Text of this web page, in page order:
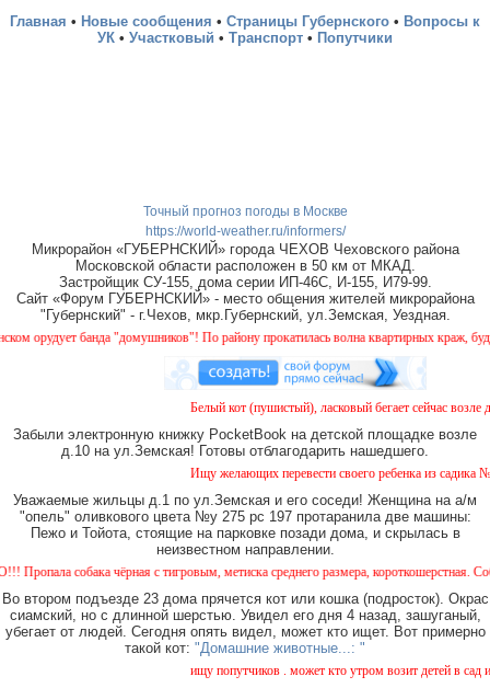
Главная • Новые сообщения • Страницы Губернского • Вопросы к
УК • Участковый • Транспорт • Попутчики
Точный прогноз погоды в Москве
https://world-weather.ru/informers/
Микрорайон «ГУБЕРНСКИЙ» города ЧЕХОВ Чеховского района
Московской области расположен в 50 км от МКАД.
Застройщик СУ-155, дома серии ИП-46С, И-155, И79-99.
Сайт «Форум ГУБЕРНСКИЙ» - место общения жителей микрорайона
"Губернский" - г.Чехов, мкр.Губернский, ул.Земская, Уездная.
банда "домушников"! По району прокатилась волна квартирных краж, будьте
Белый кот (пушистый), ласковый бегает сейчас
Забыли электронную книжку PocketBook на детской площадке возле
д.10 на ул.Земская! Готовы отблагодарить нашедшего.
Ищу желающих перевести своего ребенка из садика
Уважаемые жильцы д.1 по ул.Земская и его соседи! Женщина на а/м
"опель" оливкового цвета №у 275 рс 197 протаранила две машины:
Пежо и Тойота, стоящие на парковке позади дома, и скрылась в
неизвестном направлении.
собака чёрная с тигровым, метиска среднего размера, короткошерстная. Собака
Во втором подъезде 23 дома прячется кот или кошка (подросток). Окрас
сиамский, но с длинной шерстью. Увидел его дня 4 назад, зашуганый,
убегает от людей. Сегодня опять видел, может кто ищет. Вот примерно
такой кот: "Домашние животные...: "
ищу попутчиков . может кто утром возит детей в сад